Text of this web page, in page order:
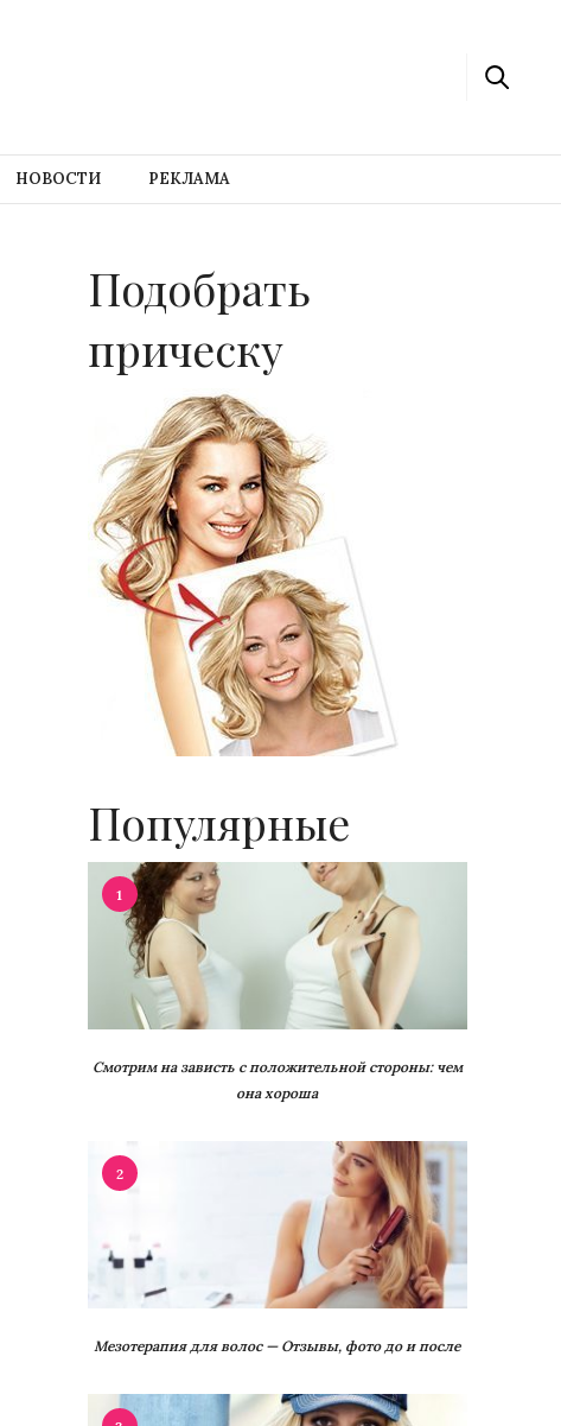
НОВОСТИ РЕКЛАМА
Подобрать
прическу
Популярные
1
Смотрим на зависть с положительной стороны: чем
она хороша
2
Мезотерапия для волос — Отзывы, фото до и после